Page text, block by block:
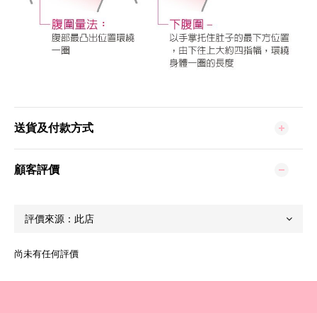
送貨及付款方式
顧客評價
尚未有任何評價